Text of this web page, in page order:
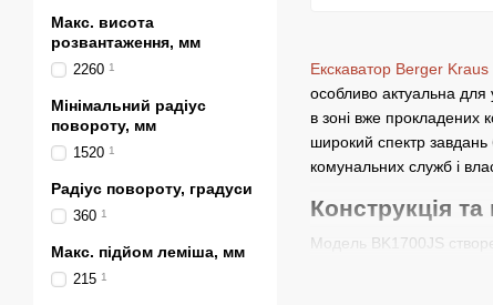
Екскаватор Berger
особливо актуальна для
в зоні вже прокладених
широкий спектр завдань
комунальних служб і
Конструкція
Модель BK1700JS
Макс. висота
розвантаження, мм
2260 1
Мінімальний радіус
повороту, мм
1520 1
Радіус повороту, градуси
360 1
Макс. підйом леміша, мм
215 1